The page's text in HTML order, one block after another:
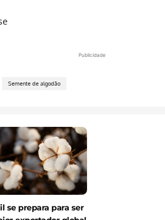
Publicidade
Semente de algodão
se prepara para ser